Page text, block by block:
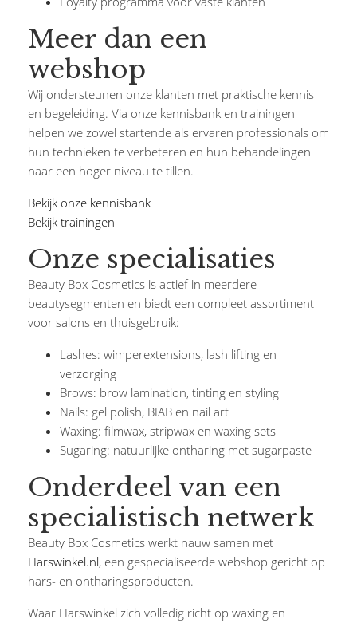
Meer dan een
webshop
Wij ondersteunen onze klanten met praktische kennis
en begeleiding. Via onze kennisbank en trainingen
helpen we zowel startende als ervaren professionals om
hun technieken te verbeteren en hun behandelingen
naar een hoger niveau te tillen.
Bekijk onze kennisbank
Bekijk trainingen
Onze specialisaties
Beauty Box Cosmetics is actief in meerdere
beautysegmenten en biedt een compleet assortiment
voor salons en thuisgebruik:
Lashes: wimperextensions, lash lifting en
verzorging
Brows: brow lamination, tinting en styling
Nails: gel polish, BIAB en nail art
Waxing: filmwax, stripwax en waxing sets
Sugaring: natuurlijke ontharing met sugarpaste
Onderdeel van een
specialistisch netwerk
Beauty Box Cosmetics werkt nauw samen met
Harswinkel.nl, een gespecialiseerde webshop gericht op
hars- en ontharingsproducten.
Waar Harswinkel zich volledig richt op waxing en